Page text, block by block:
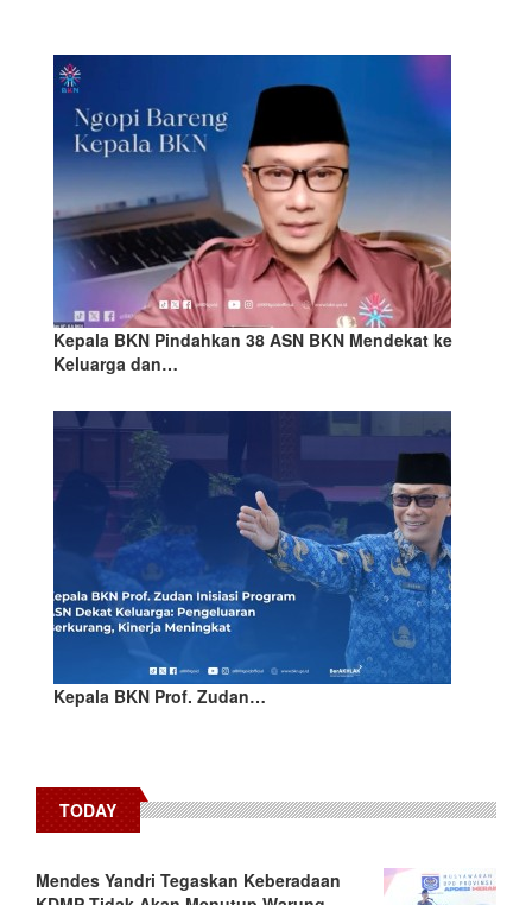
Kepala BKN Pindahkan 38 ASN BKN Mendekat ke
Keluarga dan…
Kepala BKN Prof. Zudan…
TODAY
Mendes Yandri Tegaskan Keberadaan